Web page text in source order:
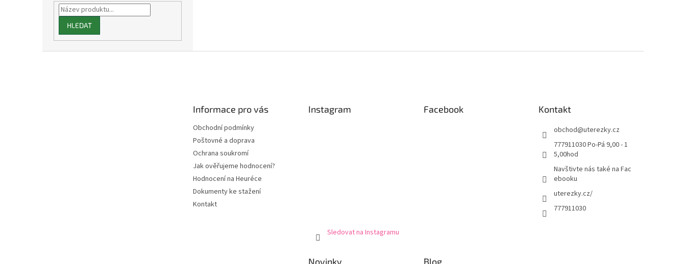
HLEDAT
Informace pro vás
Obchodní podmínky
Poštovné a doprava
Ochrana soukromí
Jak ověřujeme hodnocení?
Hodnocení na Heuréce
Dokumenty ke stažení
Kontakt
Instagram
Sledovat na Instagramu
Facebook Kontakt
obchod@uterezky.cz
777911030 Po-Pá 9,00 - 1
5,00hod
Navštivte nás také na Fac
ebooku
uterezky.cz/
777911030
Novinky Blog